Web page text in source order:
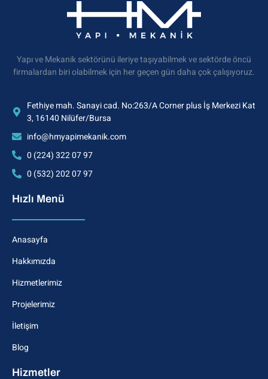
Yapı ve Mekanik sektörünü ileriye taşıyabilmek ve sektörde öncü
firmalardan biri olabilmek için her geçen gün daha çok çalışıyoruz.
Fethiye mah. Sanayi cad. No:263/A Corner plus İş Merkezi Kat
3, 16140 Nilüfer/Bursa
info@hmyapimekanik.com
0 (224) 322 07 97
0 (532) 202 07 97
Hızlı Menü
Anasayfa
Hakkımızda
Hizmetlerimiz
Projelerimiz
İletişim
Blog
Hizmetler